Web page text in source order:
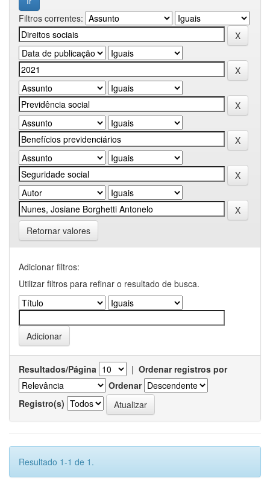
Filtros correntes:
Retornar valores
Adicionar filtros:
Utilizar filtros para refinar o resultado de busca.
Resultados/Página | Ordenar registros por
Ordenar
Registro(s)
Resultado 1-1 de 1.